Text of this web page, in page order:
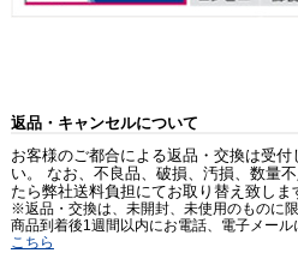
返品・キャンセルについて
お客様のご都合による返品・交換は受
い。 なお、不良品、破損、汚損、数量
たら弊社送料負担にてお取り替え致しま
※返品・交換は、未開封、未使用のものに限
商品到着後1週間以内にお電話、電子メー
こちら